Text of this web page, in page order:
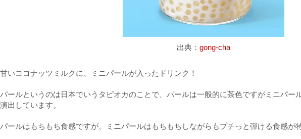
出典：gong-cha
甘いココナッツミルクに、ミニパールが入ったドリンク！
パールというのは日本でいうタピオカのことで、パールは一般的に茶色ですがミニパー
演出しています。
パールはもちもち食感ですが、ミニパールはもちもちしながらもプチっと弾ける食感が